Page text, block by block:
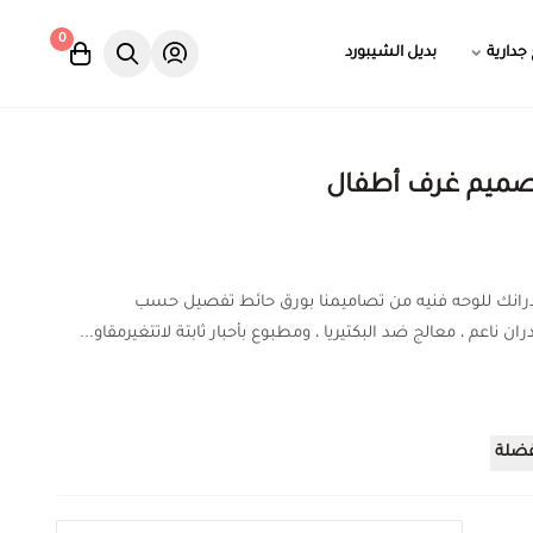
جدارية بديل الشيبورد
0
غرف أطفال
للوحه فنيه من تصاميمنا بورق حائط تفصيل حسب
ناعم ، معالج ضد البكتيريا ، ومطبوع بأحبار ثابتة لاتتغيرمقاو...